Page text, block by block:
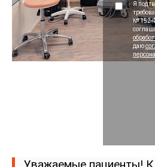
данные
Я
№ 152-
даю